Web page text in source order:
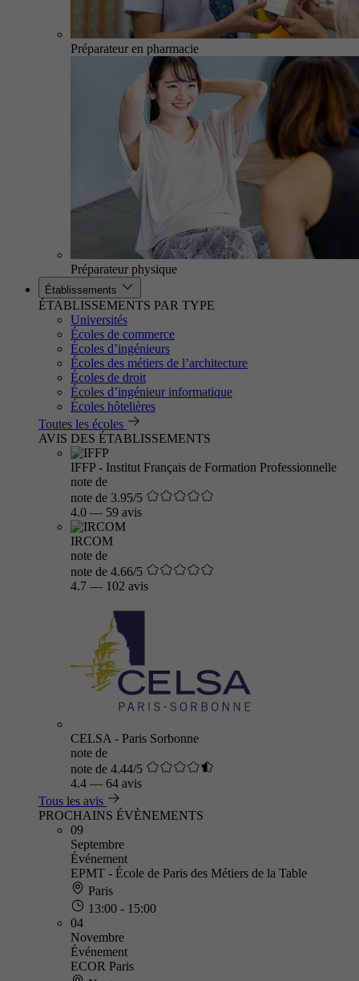
Préparateur en pharmacie
Préparateur physique
Établissements
ÉTABLISSEMENTS PAR TYPE
Universités
Écoles de commerce
Écoles d’ingénieurs
Écoles des métiers de l’architecture
Écoles de droit
Écoles d’ingénieur informatique
Écoles hôtelières
Toutes les écoles
AVIS DES ÉTABLISSEMENTS
IFFP - Institut Français de Formation Professionnelle
note de
note de 3.95/5
4.0 — 59 avis
IRCOM
note de
note de 4.66/5
4.7 — 102 avis
CELSA - Paris Sorbonne
note de
note de 4.44/5
4.4 — 64 avis
Tous les avis
PROCHAINS ÉVÈNEMENTS
09
Septembre
Événement
EPMT - École de Paris des Métiers de la Table
Paris
13:00 - 15:00
04
Novembre
Événement
ECOR Paris